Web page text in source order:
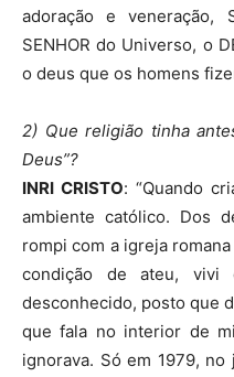
adoração e veneração,
SENHOR do Universo, o
o deus que os homens
2) Que religião tinha
Deus”?
INRI CRISTO: “Quando
ambiente católico. Dos
rompi com a igreja
condição de ateu, vivi
desconhecido, posto que
que fala no interior de
ignorava. Só em 1979,